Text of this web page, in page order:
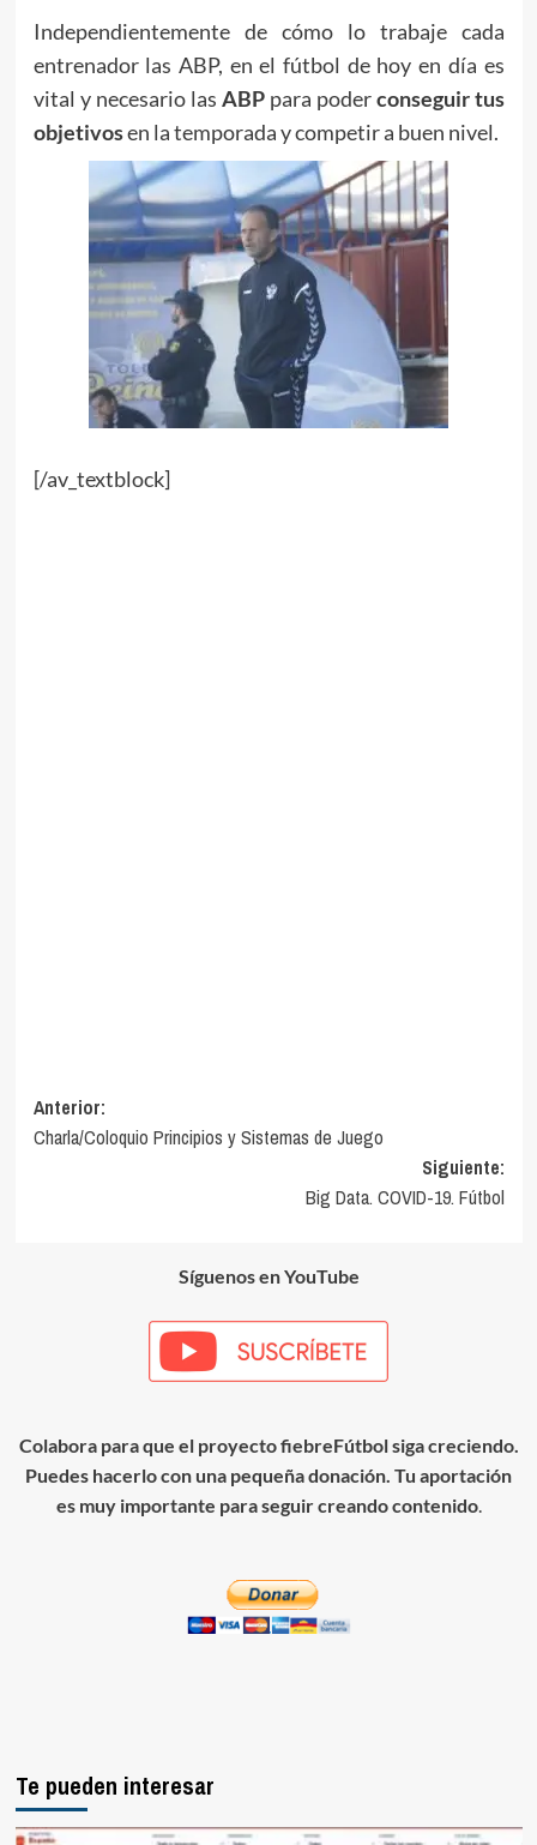
Independientemente de cómo lo trabaje cada
entrenador las ABP, en el fútbol de hoy en día es
vital y necesario las ABPpara poderconseguir tus
objetivosen la temporada y competir a buen nivel.
[/av_textblock]
Navegación
de
Anterior:
Charla/Coloquio Principios y Sistemas de Juego
Siguiente:
Big Data. COVID-19. Fútbol
Síguenos en YouTube
Colabora para que el proyecto fiebreFútbol siga creciendo.
Puedes hacerlo con una pequeña donación. Tu aportación
es muy importante para seguir creando contenido.
Te pueden interesar